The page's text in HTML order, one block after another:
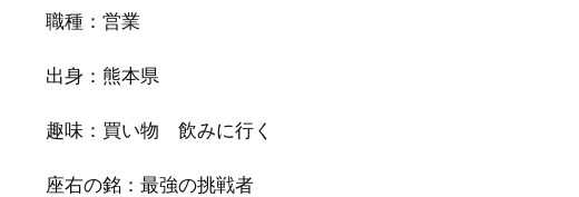
職種：営業
出身：熊本県
趣味：買い物 飲みに行く
座右の銘：最強の挑戦者